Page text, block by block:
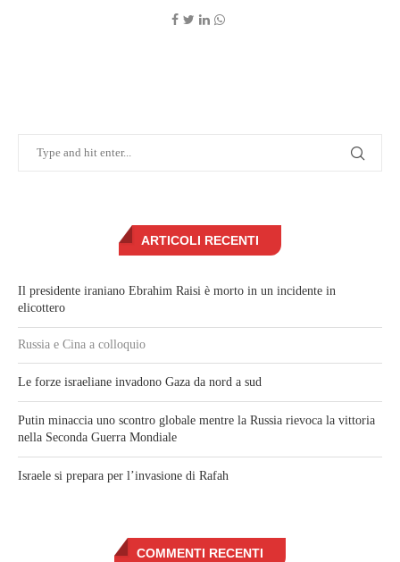
ARTICOLI RECENTI
Il presidente iraniano Ebrahim Raisi è morto in un incidente in
elicottero
Russia e Cina a colloquio
Le forze israeliane invadono Gaza da nord a sud
Putin minaccia uno scontro globale mentre la Russia rievoca la vittoria
nella Seconda Guerra Mondiale
Israele si prepara per l’invasione di Rafah
COMMENTI RECENTI